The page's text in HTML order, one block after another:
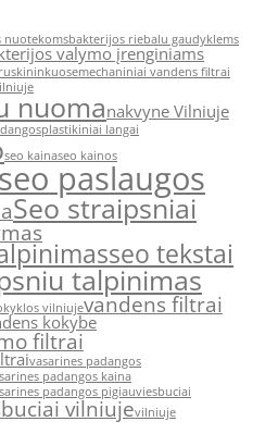
nuotekomsbakterijos riebalu gaudyklems
valymo įrenginiams
mechaniniai vandens filtrai
nuomanakvyne Vilniuje
plastikiniai langai
seo kainaseo kainos
paslaugos
Seo straipsniai
seo tekstai
talpinimas
vilniujevandens filtrai
kokybe
filtrai
vasarines padangos
padangos kaina
padangos pigiauviesbuciai
vilniujevilniuje